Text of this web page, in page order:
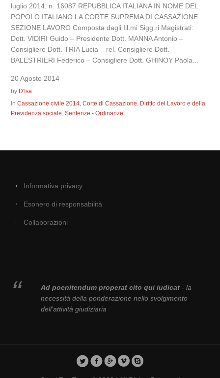
luglio 2014, n. 16087 REPUBBLICA ITALIANA IN NOME DEL
POPOLO ITALIANO LA CORTE SUPREMA DI CASSAZIONE
SEZIONE LAVORO Composta dagli Ill.mi Sigg.ri Magistrati:
Dott. VIDIRI Guido – Presidente Dott. MANNA Antonio –
Consigliere Dott. TRIA Lucia – rel. Consigliere Dott.
BALESTRIERI Federico – Consigliere Dott. GHINOY Paola...
20 Agosto 2014
by D'Isa
InCassazione civile 2014,Corte di Cassazione, Diritto del Lavoro e della
Previdenza sociale,Sentenze - Ordinanze
Informativa privacy
Esonero di responsabilità
Collaborazioni
Ad poenitendum properat cito qui iudicat- la
necessità della ponderazione nello svolgimento
dell'attività giudiziaria